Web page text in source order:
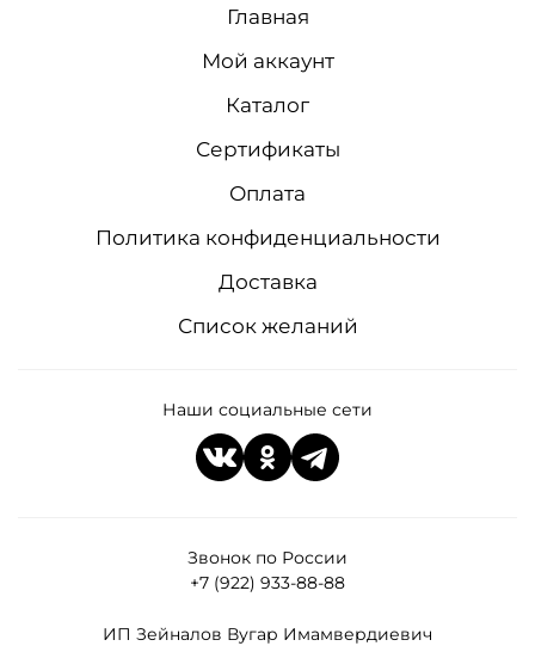
Звонок по России
+7 (922) 933-88-88
ИП Зейналов Вугар Имамвердиевич
Главная
Мой аккаунт
Каталог
Сертификаты
Оплата
Политика конфиденциальности
Доставка
Список желаний
Наши социальные сети